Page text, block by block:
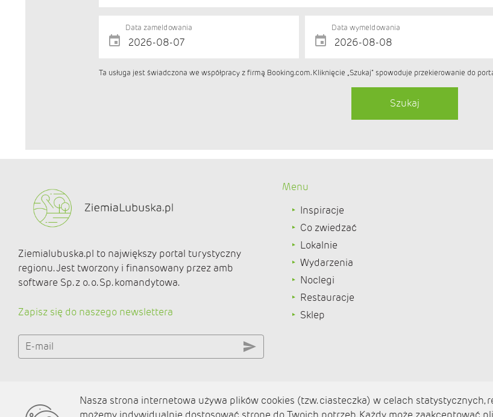
Data zameldowania Data wymeldowania
Ta usługa jest świadczona we współpracy z firmą Booking.com. Kliknięcie „Szukaj” spowoduje przekierowanie do
Szukaj
Ziemialubuska.pl to największy portal turystyczny
regionu. Jest tworzony i finansowany przez amb
software Sp. z o. o. Sp. komandytowa.
Zapisz się do naszego newslettera
E-mail
Menu
Inspiracje
Co zwiedzać
Lokalnie
Wydarzenia
Noclegi
Restauracje
Sklep
O nas
Nasza strona internetowa używa plików cookies (tzw. ciasteczka) w celach statystycznych,